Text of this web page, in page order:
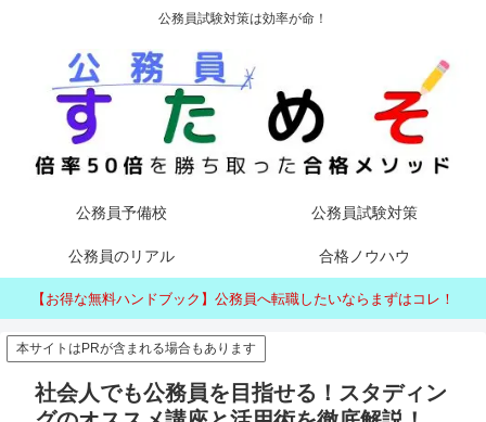
公務員試験対策は効率が命！
公務員予備校 公務員試験対策
公務員のリアル 合格ノウハウ
【お得な無料ハンドブック】公務員へ転職したいならまずはコレ！
本サイトはPRが含まれる場合もあります
社会人でも公務員を目指せる！スタディン